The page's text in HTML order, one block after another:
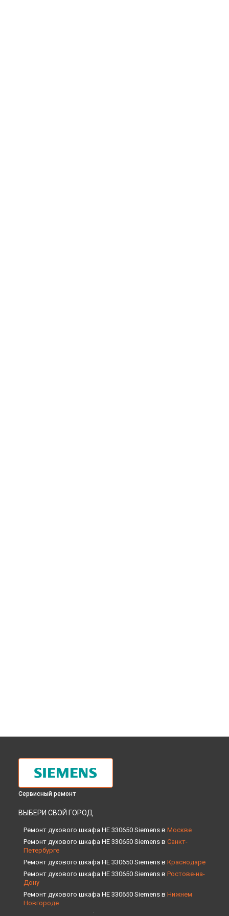
Сервисный ремонт
ВЫБЕРИ СВОЙ ГОРОД
Ремонт духового шкафа HE 330650 Siemens в Москве
Ремонт духового шкафа HE 330650 Siemens в Санкт-
Петербурге
Ремонт духового шкафа HE 330650 Siemens в Краснодаре
Ремонт духового шкафа HE 330650 Siemens в Ростове-на-
Дону
Ремонт духового шкафа HE 330650 Siemens в Нижнем
Новгороде